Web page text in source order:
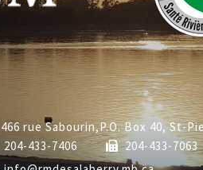
466 rue Sabourin,P.O. Box 40, St-
204-433-7406
204-433-7063